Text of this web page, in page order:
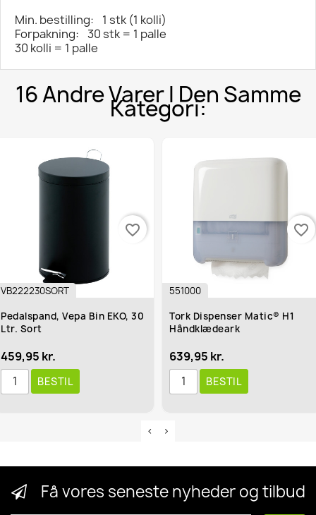
Min. bestilling: 1 stk (1 kolli)
Forpakning: 30 stk = 1 palle
30 kolli = 1 palle
16 Andre Varer I Den Samme
Kategori:
Vepa Bin EKO, 30
Sort
kr.
BESTIL
favorite_border
551000
Tork Dispenser Matic® H1
Håndklædeark
639,95 kr.
BESTIL
favorite_border
Få vores seneste nyheder og tilbud